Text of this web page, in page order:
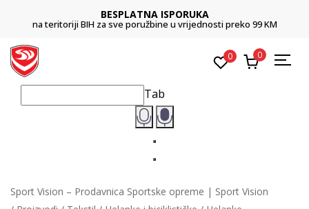
BESPLATNA ISPORUKA
na teritoriji BIH za sve poružbine u vrijednosti preko 99 KM
0 0
Tab
Sport Vision – Prodavnica Sportske opreme | Sport Vision